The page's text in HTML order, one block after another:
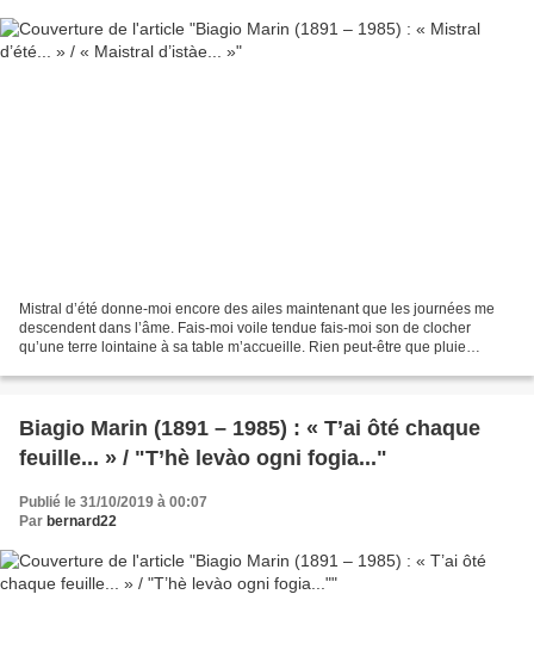
Mistral d’été donne-moi encore des ailes maintenant que les journées me
descendent dans l’âme. Fais-moi voile tendue fais-moi son de clocher
qu’une terre lointaine à sa table m’accueille. Rien peut-être que pluie
Biagio Marin (1891 – 1985) : « T’ai ôté chaque
feuille... » / "T’hè levào ogni fogia..."
Publié le 31/10/2019 à 00:07
Par bernard22